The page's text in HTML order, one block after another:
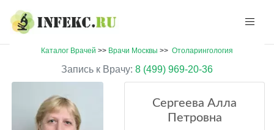
Каталог Врачей >> Врачи Москвы >> Отоларингология
Запись к Врачу: 8 (499) 969-20-36
Сергеева Алла
Петровна